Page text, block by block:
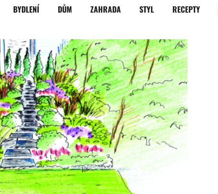
BYDLENÍ DŮM ZAHRADA STYL RECEPTY